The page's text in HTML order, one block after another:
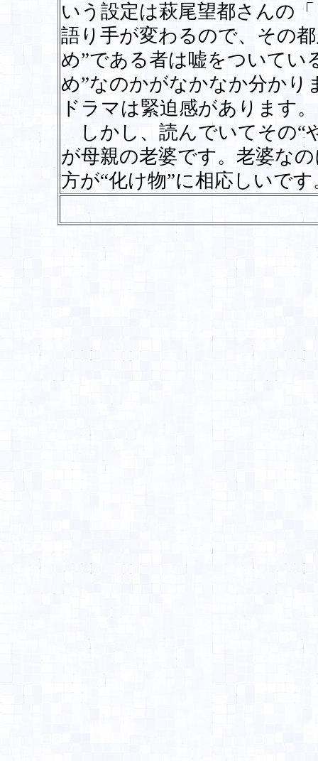
いう設定は萩尾望都さんの
語り手が変わるので、その
め”である者は嘘をついてい
め”なのかがなかなか分かり
ドラマは緊迫感があります。
しかし、読んでいてその“
が母親の老婆です。老婆な
方が“化け物”に相応しいで